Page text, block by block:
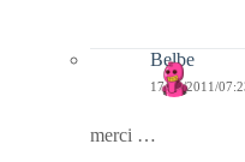
Belbe
17/02/2011/
merci …